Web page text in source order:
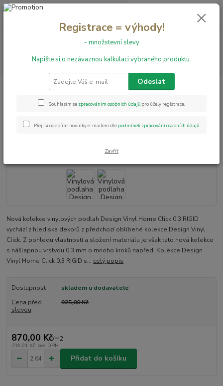
Hledat
+420 731 199 591 0,00 Kč
Vinylové podlahy RIGID CLICK
Vinylová podlaha Design Vinyl
Vinylová podlaha Design Vinyl
Home Click Rigid 5006
Nová kolekce vinylových podlah Design Vinyl Home Click 0,3 RIGID
vychází z hlediska dekorů z předchozí oblíbené kolekce Design Vinyl
Click. Z pohledu vlastností a složení materiálu je však tato nová kolekce
s nášlapnou vrstvou 0,3 mm o mnoho kroků napřed. Kolekce Design
Vinyl Home Click 0,3 RIGID s... celý popis
Dostupnost
skladem u dodavatele
Cena před
slevou
925,00 Kč
870,00 Kč/m2
719,01 Kč bez DPH
Přidat do košíku
Registrace = výhody!
- množstevní slevy
Napište si o nezávaznou kalkulaci vybraného produktu.
Odeslat
Souhlasím se zpracováním osobních údajů pro účely registrace.
Přeji si odebírat novinky e-mailem dle podmínek zpracování osobních údajů.
Zavřít